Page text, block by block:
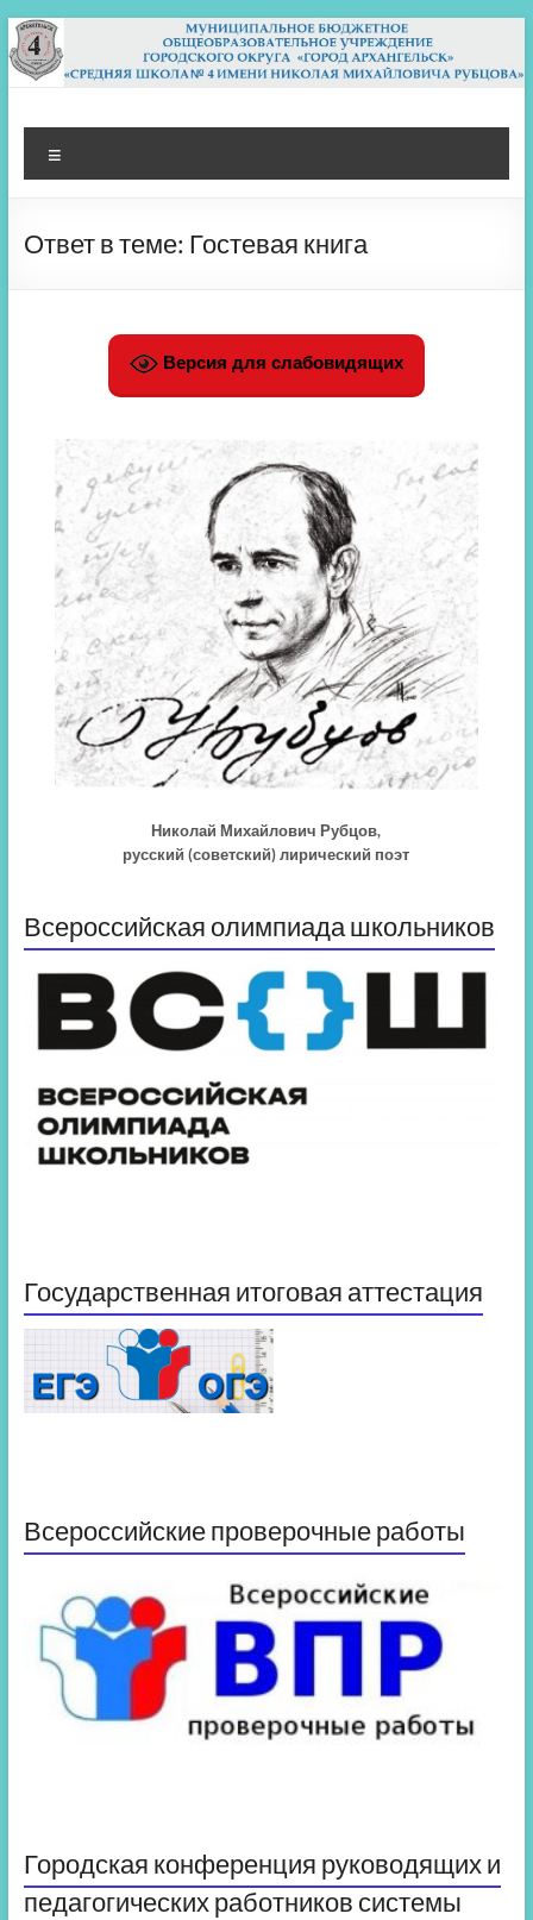
Перейти
к
содержимому
МБОУ СШ 4
Архангельск
Ответ в теме: Гостевая книга
Версия для слабовидящих
Николай Михайлович Рубцов,
русский (советский) лирический поэт
Всероссийская олимпиада школьников
Государственная итоговая аттестация
Всероссийские проверочные работы
Городская конференция руководящих и
педагогических работников системы